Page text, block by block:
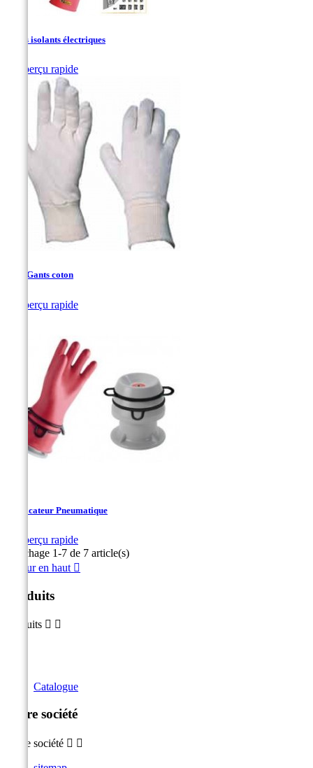
Gants isolants électriques
Aperçu rapide
Sous-Gants coton
Aperçu rapide
Vérificateur Pneumatique
Aperçu rapide
Affichage 1-7 de 7 article(s)
Retour en haut 
Produits
Produits  
Catalogue
Notre société
Notre société  